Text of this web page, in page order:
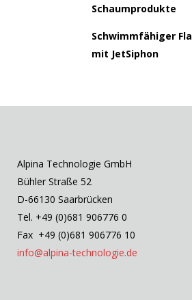
Schaumprodukte
Schwimmfähiger
mit JetSiphon
Alpina Technologie GmbH
Bühler Straße 52
D-66130 Saarbrücken
Tel. +49 (0)681 906776 0
Fax +49 (0)681 906776 10
info@alpina-technologie.de